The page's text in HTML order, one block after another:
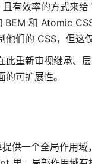
有效率的方式来
BEM 和 Atomic
们的 CSS，但这
重新审视继承、
可扩展性。
供一个全局作用